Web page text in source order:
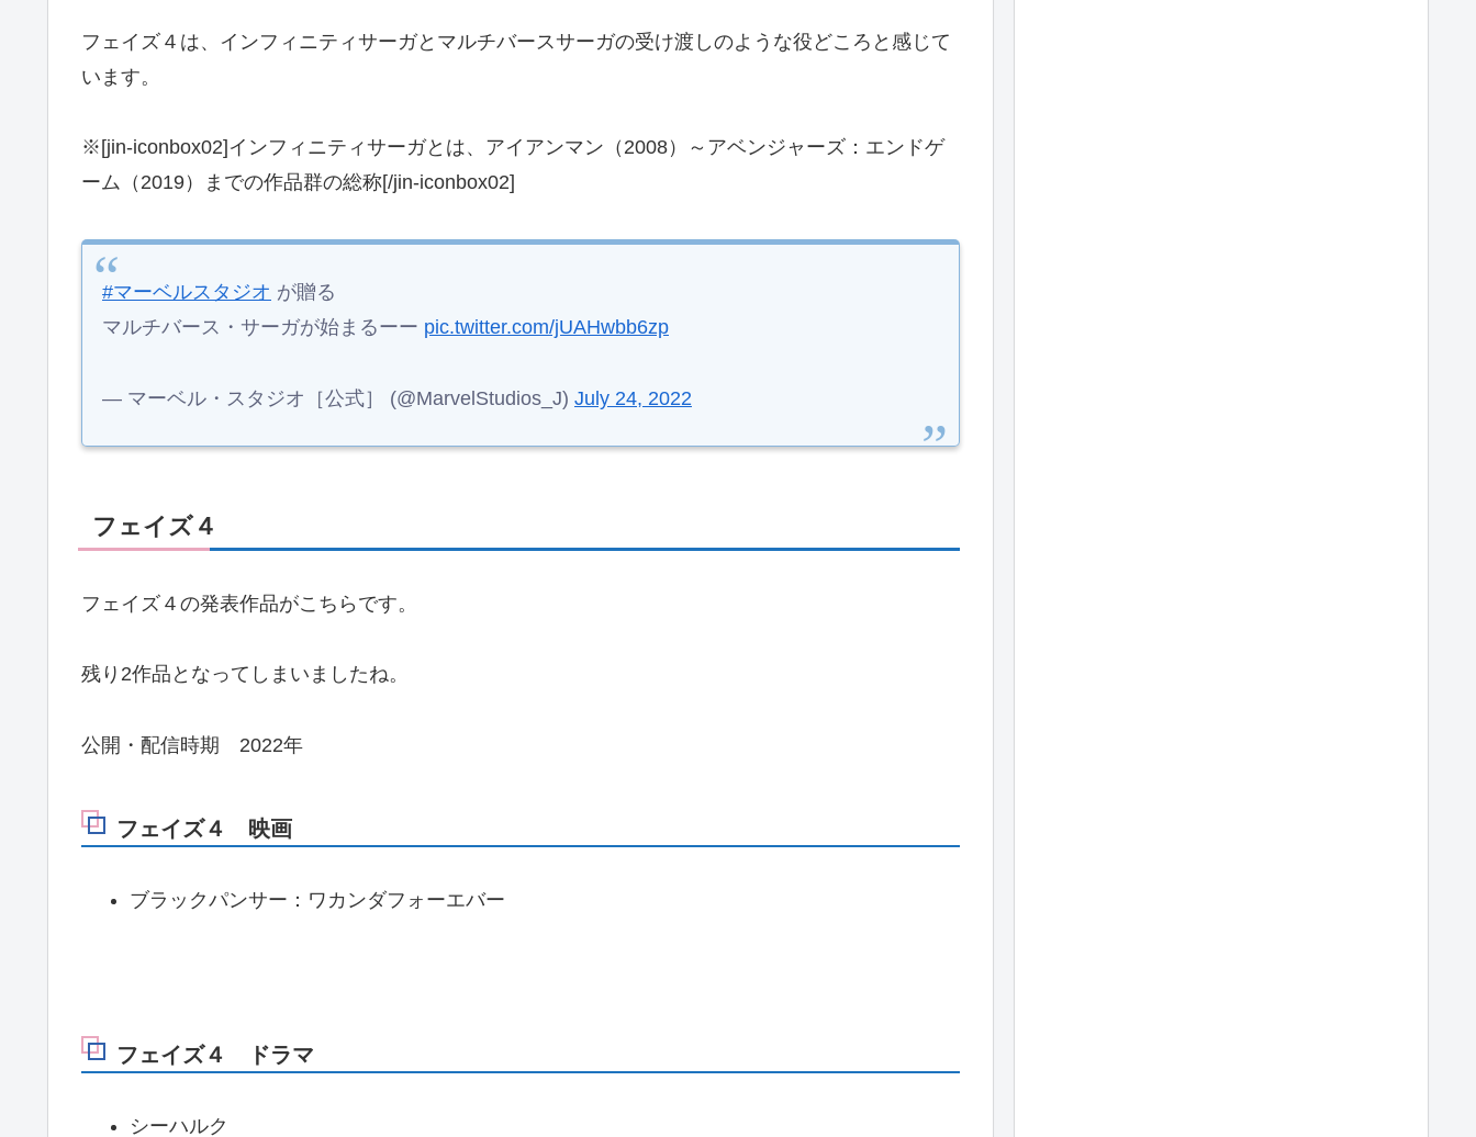
フェイズ４は、インフィニティサーガとマルチバースサーガの受け渡しのような役どころと感じて
います。
※[jin-iconbox02]インフィニティサーガとは、アイアンマン（2008）～アベンジャーズ：エンドゲ
ーム（2019）までの作品群の総称[/jin-iconbox02]
#マーベルスタジオ が贈る
マルチバース・サーガが始まるーー pic.twitter.com/jUAHwbb6zp
— マーベル・スタジオ［公式］ (@MarvelStudios_J) July 24, 2022
フェイズ４
フェイズ４の発表作品がこちらです。
残り2作品となってしまいましたね。
公開・配信時期 2022年
フェイズ４ 映画
ブラックパンサー：ワカンダフォーエバー
フェイズ４ ドラマ
シーハルク